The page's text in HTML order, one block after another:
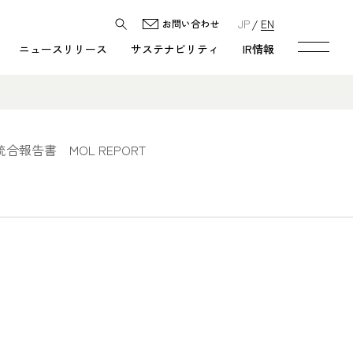
ニュースリリース サステナビリティ IR情報
お問い合わせ JP EN
合報告書 MOL REPORT